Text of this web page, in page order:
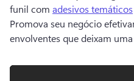
funil com adesivos temáticos
Promova seu negócio
envolventes que deixam